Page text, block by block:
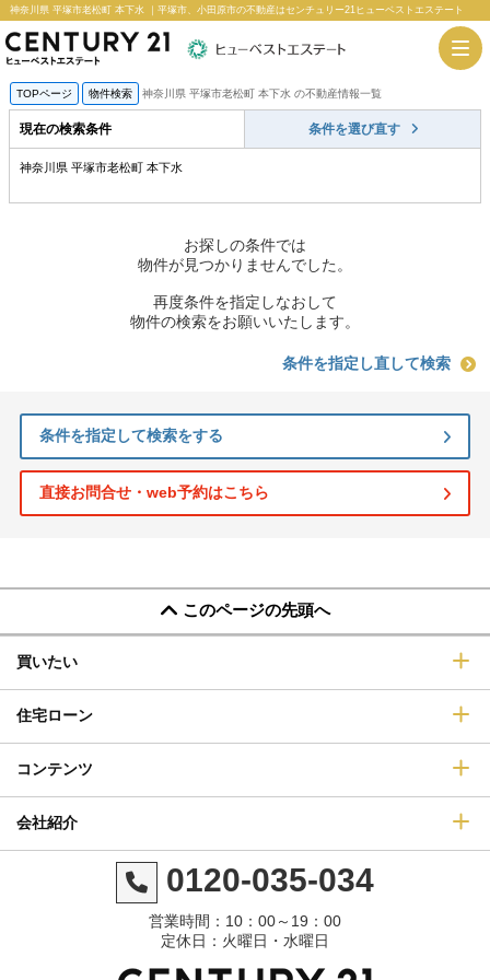
神奈川県 平塚市老松町 本下水 ｜平塚市、小田原市の不動産はセンチュリー21ヒューベストエステート
TOPページ 物件検索 神奈川県 平塚市老松町 本下水 の不動産情報一覧
現在の検索条件 条件を選び直す
神奈川県 平塚市老松町 本下水
お探しの条件では
物件が見つかりませんでした。
再度条件を指定しなおして
物件の検索をお願いいたします。
条件を指定し直して検索
条件を指定して検索をする
直接お問合せ・web予約はこちら
このページの先頭へ
買いたい
住宅ローン
コンテンツ
会社紹介
0120-035-034
営業時間：10：00～19：00
定休日：火曜日・水曜日